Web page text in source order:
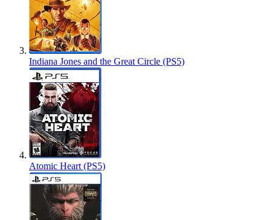
Indiana Jones and the Great Circle (PS5)
Atomic Heart (PS5)